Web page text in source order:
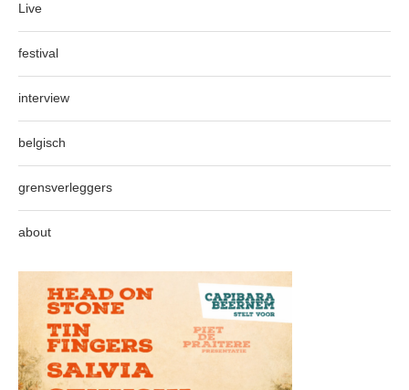
Live
festival
interview
belgisch
grensverleggers
about